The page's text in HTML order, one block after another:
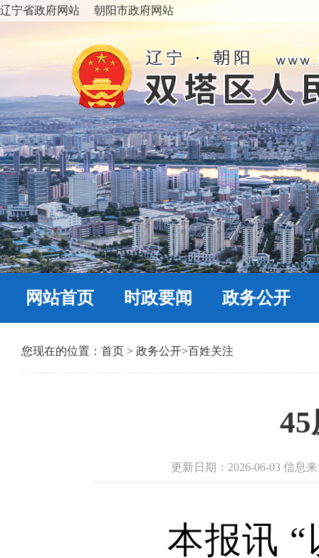
辽宁省政府网站 朝阳市政府网站
网站首页 时政要闻 政务公开
您现在的位置： 首页 > 政务公开>百姓关注
更新日期：2026-06-03 信息
本报讯 “以